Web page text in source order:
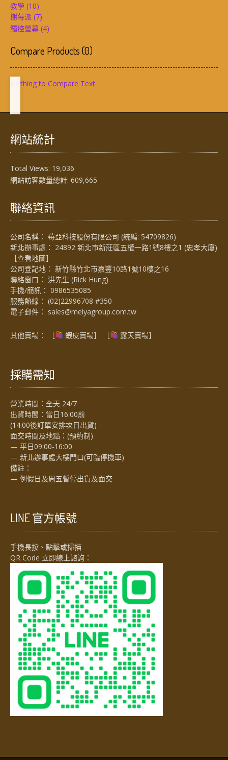
教學 (10)
樹莓派 (7)
觸控螢幕 (4)
Compare Products(0)
Nothing to Compare Text
網站統計
Total Views: 19,036
網站訪客數量總計: 609,665
聯絡資訊
公司名稱： 莓亞科技股份有限公司 (統編: 54709826)
新北辦事處： 24892 新北市新莊區五權一路1號8樓之1 (忠孝大廈)
［查看地圖］
公司登記地： 新竹縣竹北市嘉豐10路1號10樓之16
聯絡窗口： 洪先生 (Rick Hung)
手機/簡訊： 0986535085
服務熱線： (02)22996708 #350
電子郵件： sales@meiyagroup.com.tw
其他賣場： ［ 蝦皮賣場］ ［ 露天賣場］
採購需知
營業時間：全天 24/7
出貨時間：當日16:00前
(14:00後訂單安排次日出貨)
面交時間及地點：(預約制)
— 平日09:00-16:00
— 新北辦事處大樓門口(可臨停機車)
備註：
— 例假日及周五暫停出貨及面交
LINE 官方帳號
手機長按、點擊或掃描
QR Code 立即線上諮詢：